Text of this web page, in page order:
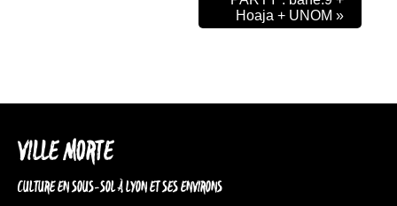
Hoaja + UNOM »
VILLE MORTE
CULTURE EN SOUS-SOL À LYON ET SES ENVIRONS